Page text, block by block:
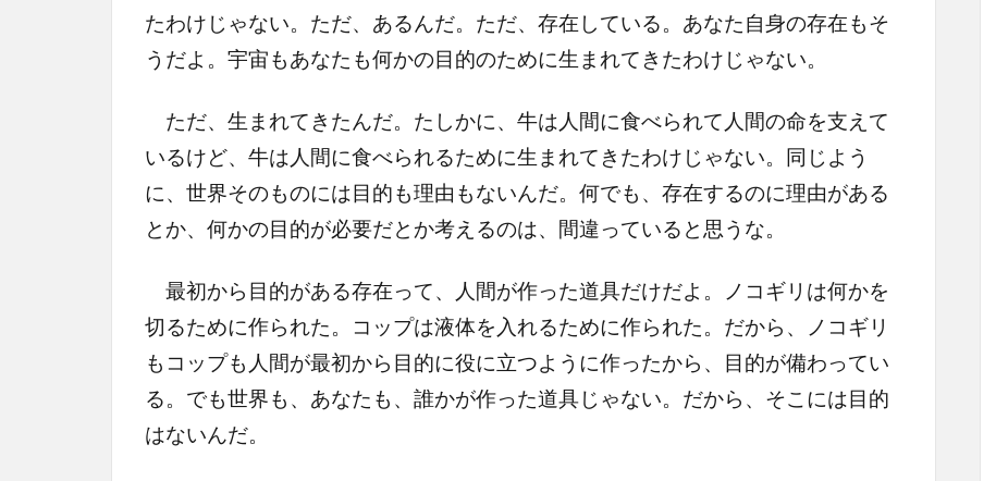
たわけじゃない。ただ、あるんだ。ただ、存在している。あなた自身の存在もそ
うだよ。宇宙もあなたも何かの目的のために生まれてきたわけじゃない。
ただ、生まれてきたんだ。たしかに、牛は人間に食べられて人間の命を支えて
いるけど、牛は人間に食べられるために生まれてきたわけじゃない。同じよう
に、世界そのものには目的も理由もないんだ。何でも、存在するのに理由がある
とか、何かの目的が必要だとか考えるのは、間違っていると思うな。
最初から目的がある存在って、人間が作った道具だけだよ。ノコギリは何かを
切るために作られた。コップは液体を入れるために作られた。だから、ノコギリ
もコップも人間が最初から目的に役に立つように作ったから、目的が備わってい
る。でも世界も、あなたも、誰かが作った道具じゃない。だから、そこには目的
はないんだ。